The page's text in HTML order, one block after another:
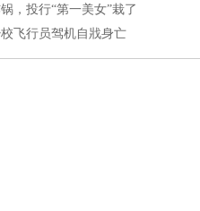
，投行“第一美女”栽了
飞行员驾机自戕身亡